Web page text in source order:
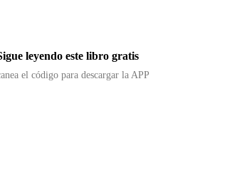
leyendo este libro gratis
el código para descargar la APP